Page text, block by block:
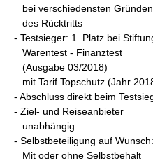
bei verschiedensten Gründen
des Rücktritts
- Testsieger: 1. Platz bei
Warentest - Finanztest
(Ausgabe 03/2018)
mit Tarif Topschutz (Jahr
- Abschluss direkt beim
- Ziel- und Reiseanbieter
unabhängig
- Selbstbeteiligung auf Wunsch:
Mit oder ohne Selbstbehalt